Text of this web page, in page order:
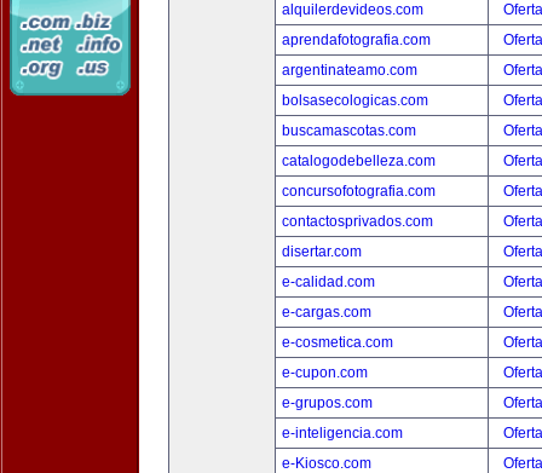
alquilerdevideos.com
aprendafotografia.com
argentinateamo.com
bolsasecologicas.com
buscamascotas.com
catalogodebelleza.com
concursofotografia.com
contactosprivados.com
disertar.com
e-calidad.com
e-cargas.com
e-cosmetica.com
e-cupon.com
e-grupos.com
e-inteligencia.com
e-Kiosco.com